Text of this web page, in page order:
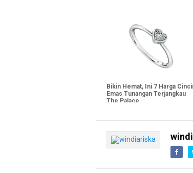
Bikin Hemat, Ini 7 Harga
Emas Tunangan Terjangkau
The Palace